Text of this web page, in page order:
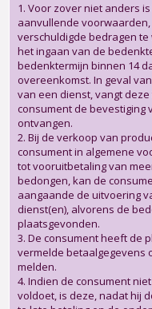
1. Voor zover niet anders
aanvullende
verschuldigde bedragen
het ingaan van de
bedenktermijn binnen 14
overeenkomst. In geval
van een dienst, vangt
consument de
ontvangen.
2. Bij de verkoop van
consument in algemene
tot vooruitbetaling van
bedongen, kan de
aangaande de uitvoering
dienst(en), alvorens de
plaatsgevonden.
3. De consument heeft de
vermelde betaalgegevens
melden.
4. Indien de consument
voldoet, is deze, nadat hij